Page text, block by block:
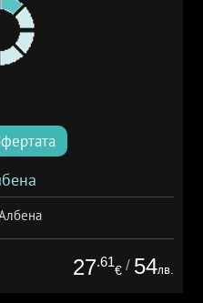
27.61
€ / 54лв.